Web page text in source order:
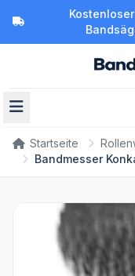
Startseite
Bandmesser